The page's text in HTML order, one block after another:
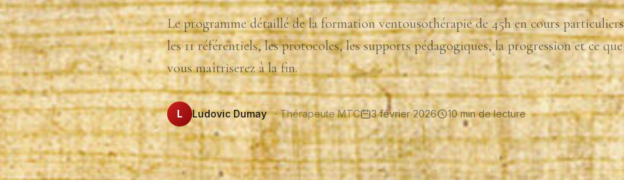
Le programme détaillé de la formation ventousothérapie de 45h en cours
les 11 référentiels, les protocoles, les supports pédagogiques, la progression et ce que
vous maîtriserez à la fin.
L Ludovic Dumay · Thérapeute MTC 3 février 2026 10 min de lecture